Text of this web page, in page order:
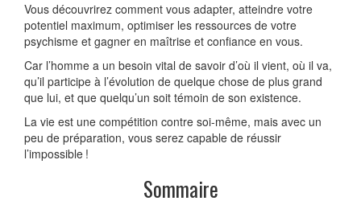
Vous découvrirez comment vous adapter, atteindre votre
potentiel maximum, optimiser les ressources de votre
psychisme et gagner en maîtrise et confiance en vous.
Car l’homme a un besoin vital de savoir d’où il vient, où il va,
qu’il participe à l’évolution de quelque chose de plus grand
que lui, et que quelqu’un soit témoin de son existence.
La vie est une compétition contre soi-même, mais avec un
peu de préparation, vous serez capable de réussir
l’impossible !
Sommaire